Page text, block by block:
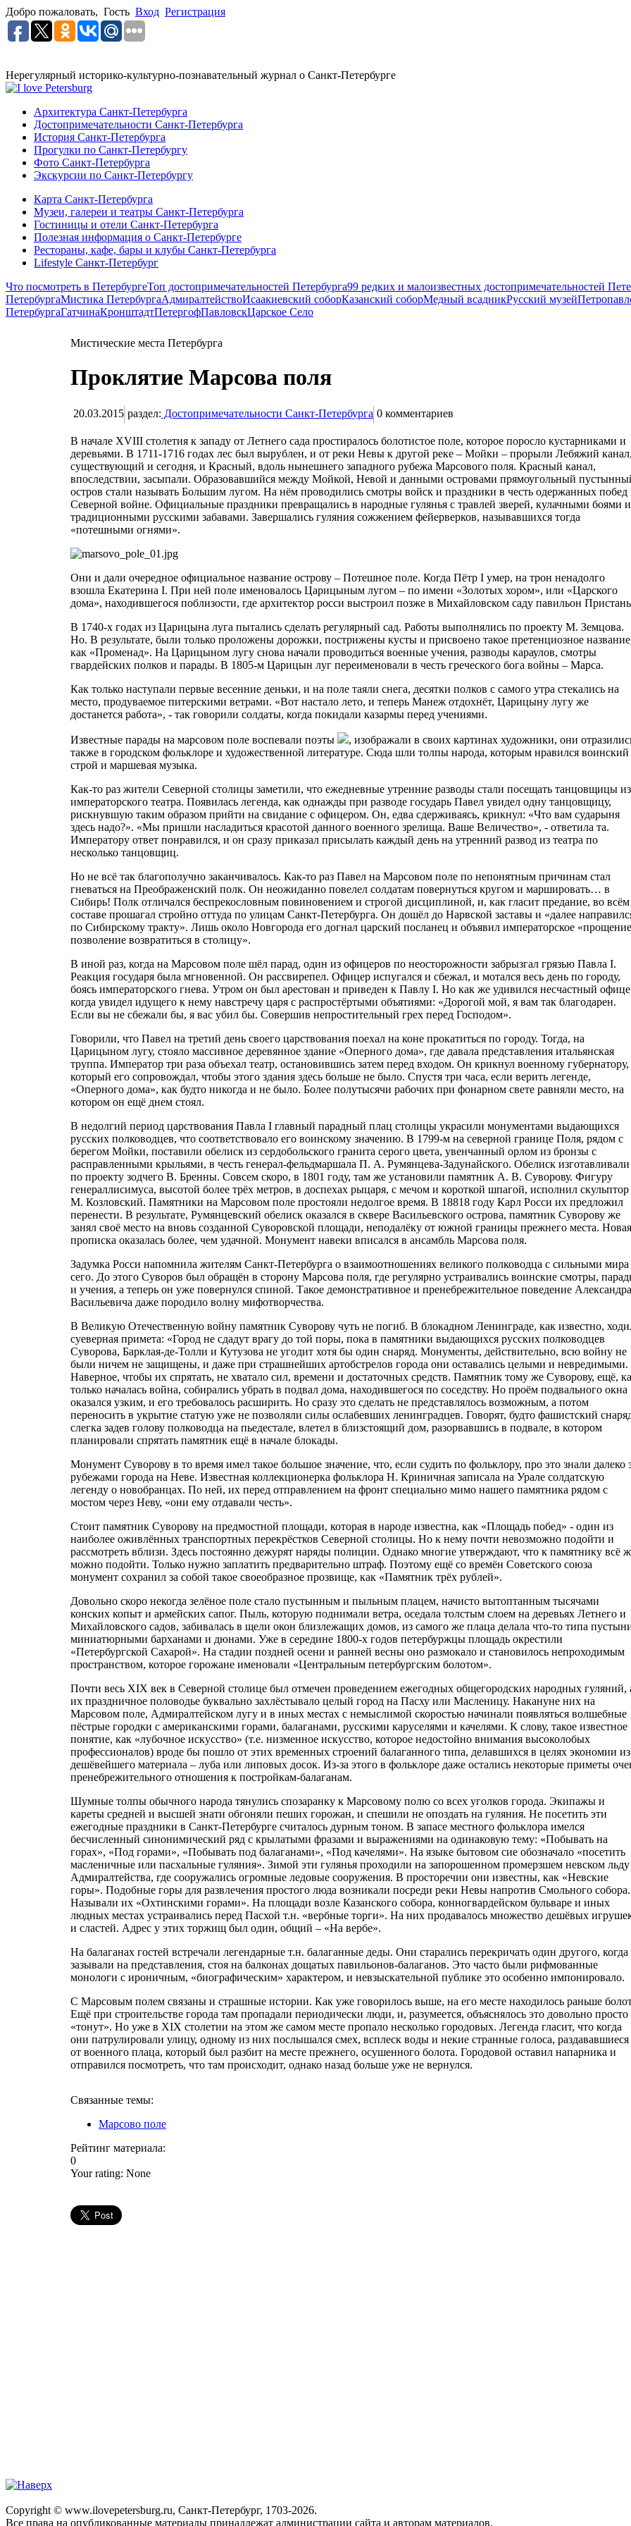
Добро пожаловать, Гость Вход Регистрация
Нерегулярный историко-культурно-познавательный журнал о Санкт-Петербурге
Архитектура Санкт-Петербурга
Достопримечательности Санкт-Петербурга
История Санкт-Петербурга
Прогулки по Санкт-Петербургу
Фото Санкт-Петербурга
Экскурсии по Санкт-Петербургу
Карта Санкт-Петербурга
Музеи, галереи и театры Санкт-Петербурга
Гостиницы и отели Санкт-Петербурга
Полезная информация о Санкт-Петербурге
Рестораны, кафе, бары и клубы Санкт-Петербурга
Lifestyle Санкт-Петербург
Что посмотреть в ПетербургеТоп достопримечательностей Петербурга99 редких и малоизвестных достопримечательностей
ПетербургаМистика ПетербургаАдмиралтействоИсаакиевский соборКазанский соборМедный всадникРусский музей
ПетербургаГатчинаКронштадтПетергофПавловскЦарское Село
Мистические места Петербурга
Проклятие Марсова поля
20.03.2015 раздел: Достопримечательности Санкт-Петербурга 0 комментариев
В начале XVIII столетия к западу от Летнего сада простиралось болотистое поле, которое поросло кустарниками и
деревьями. В 1711-1716 годах лес был вырублен, и от реки Невы к другой реке – Мойки – прорыли Лебяжий канал,
существующий и сегодня, и Красный, вдоль нынешнего западного рубежа Марсового поля. Красный канал,
впоследствии, засыпали. Образовавшийся между Мойкой, Невой и данными островами прямоугольный
остров стали называть Большим лугом. На нём проводились смотры войск и праздники в честь одержанных побед
Северной войне. Официальные праздники превращались в народные гулянья с травлей зверей, кулачными боями и
традиционными русскими забавами. Завершались гуляния сожжением фейерверков, называвшихся тогда
«потешными огнями».
Они и дали очередное официальное название острову – Потешное поле. Когда Пётр I умер, на трон ненадолго
взошла Екатерина I. При ней поле именовалось Царицыным лугом – по имени «Золотых хором», или «Царского
дома», находившегося поблизости, где архитектор росси выстроил позже в Михайловском саду павильон
В 1740-х годах из Царицына луга пытались сделать регулярный сад. Работы выполнялись по проекту М. Земцова.
Но. В результате, были только проложены дорожки, пострижены кусты и присвоено такое претенциозное
как «Променад». На Царицыном лугу снова начали проводиться военные учения, разводы караулов, смотры
гвардейских полков и парады. В 1805-м Царицын луг переименовали в честь греческого бога войны – Марса.
Как только наступали первые весенние деньки, и на поле таяли снега, десятки полков с самого утра стекались на
место, продуваемое питерскими ветрами. «Вот настало лето, и теперь Манеж отдохнёт, Царицыну лугу же
достанется работа», - так говорили солдаты, когда покидали казармы перед учениями.
Известные парады на марсовом поле воспевали поэты
, изображали в своих картинах художники, они
также в городском фольклоре и художественной литературе. Сюда шли толпы народа, которым нравился воинский
строй и маршевая музыка.
Как-то раз жители Северной столицы заметили, что ежедневные утренние разводы стали посещать танцовщицы из
императорского театра. Появилась легенда, как однажды при разводе государь Павел увидел одну танцовщицу,
рискнувшую таким образом прийти на свидание с офицером. Он, едва сдерживаясь, крикнул: «Что вам сударыня
здесь надо?». «Мы пришли насладиться красотой данного военного зрелища. Ваше Величество», - ответила та.
Императору ответ понравился, и он сразу приказал присылать каждый день на утренний развод из театра по
несколько танцовщиц.
Но не всё так благополучно заканчивалось. Как-то раз Павел на Марсовом поле по непонятным причинам стал
гневаться на Преображенский полк. Он неожиданно повелел солдатам повернуться кругом и маршировать… в
Сибирь! Полк отличался беспрекословным повиновением и строгой дисциплиной, и, как гласит предание, во всём
составе прошагал стройно оттуда по улицам Санкт-Петербурга. Он дошёл до Нарвской заставы и «далее
по Сибирскому тракту». Лишь около Новгорода его догнал царский посланец и объявил императорское
позволение возвратиться в столицу».
В иной раз, когда на Марсовом поле шёл парад, один из офицеров по неосторожности забрызгал грязью Павла I.
Реакция государя была мгновенной. Он рассвирепел. Офицер испугался и сбежал, и мотался весь день по городу,
боясь императорского гнева. Утром он был арестован и приведен к Павлу I. Но как же удивился несчастный
когда увидел идущего к нему навстречу царя с распростёртыми объятиями: «Дорогой мой, я вам так благодарен.
Если вы не сбежали бы, я вас убил бы. Совершив непростительный грех перед Господом».
Говорили, что Павел на третий день своего царствования поехал на коне прокатиться по городу. Тогда, на
Царицыном лугу, стояло массивное деревянное здание «Оперного дома», где давала представления итальянская
труппа. Император три раза объехал театр, остановившись затем перед входом. Он крикнул военному губернатору,
который его сопровождал, чтобы этого здания здесь больше не было. Спустя три часа, если верить легенде,
«Оперного дома», как будто никогда и не было. Более полутысячи рабочих при фонарном свете равняли место, на
котором он ещё днем стоял.
В недолгий период царствования Павла I главный парадный плац столицы украсили монументами выдающихся
русских полководцев, что соответствовало его воинскому значению. В 1799-м на северной границе Поля, рядом с
берегом Мойки, поставили обелиск из сердобольского гранита серого цвета, увенчанный орлом из бронзы с
расправленными крыльями, в честь генерал-фельдмаршала П. А. Румянцева-Задунайского. Обелиск изготавливали
по проекту зодчего В. Бренны. Совсем скоро, в 1801 году, там же установили памятник А. В. Суворову. Фигуру
генераллисимуса, высотой более трёх метров, в доспехах рыцаря, с мечом и короткой шпагой, исполнил скульптор
М. Козловский. Памятники на Марсовом поле простояли недолгое время. В 18818 году Карл Росси их предложил
перенести. В результате, Румянцевский обелиск оказался в сквере Васильевского острова, памятник Суворову же
занял своё место на вновь созданной Суворовской площади, неподалёку от южной границы прежнего места. Новая
прописка оказалась более, чем удачной. Монумент навеки вписался в ансамбль Марсова поля.
Задумка Росси напомнила жителям Санкт-Петербурга о взаимоотношениях великого полководца с сильными мира
сего. До этого Суворов был обращён в сторону Марсова поля, где регулярно устраивались воинские смотры,
и учения, а теперь он уже повернулся спиной. Такое демонстративное и пренебрежительное поведение Александра
Васильевича даже породило волну мифотворчества.
В Великую Отечественную войну памятник Суворову чуть не погиб. В блокадном Ленинграде, как известно,
суеверная примета: «Город не сдадут врагу до той поры, пока в памятники выдающихся русских полководцев
Суворова, Барклая-де-Толли и Кутузова не угодит хотя бы один снаряд. Монументы, действительно, всю войну не
были ничем не защищены, и даже при страшнейших артобстрелов города они оставались целыми и невредимыми.
Наверное, чтобы их спрятать, не хватало сил, времени и достаточных средств. Памятник тому же Суворову, ещё,
только началась война, собирались убрать в подвал дома, находившегося по соседству. Но проём подвального окна
оказался узким, и его требовалось расширить. Но сразу это сделать не представлялось возможным, а потом
переносить в укрытие статую уже не позволяли силы ослабевших ленинградцев. Говорят, будто фашистский
слегка задев голову полководца на пьедестале, влетел в близстоящий дом, разорвавшись в подвале, в котором
планировали спрятать памятник ещё в начале блокады.
Монумент Суворову в то время имел такое большое значение, что, если судить по фольклору, про это знали далеко
рубежами города на Неве. Известная коллекционерка фольклора Н. Криничная записала на Урале солдатскую
легенду о новобранцах. По ней, их перед отправлением на фронт специально мимо нашего памятника рядом с
мостом через Неву, «они ему отдавали честь».
Стоит памятник Суворову на предмостной площади, которая в народе известна, как «Площадь побед» - один из
наиболее оживлённых транспортных перекрёстков Северной столицы. Но к нему почти невозможно подойти и
рассмотреть вблизи. Здесь постоянно дежурят наряды полиции. Однако многие утверждают, что к памятнику всё
можно подойти. Только нужно заплатить предварительно штраф. Поэтому ещё со времён Советского союза
монумент сохранил за собой такое своеобразное прозвище, как «Памятник трёх рублей».
Довольно скоро некогда зелёное поле стало пустынным и пыльным плацем, начисто вытоптанным тысячами
конских копыт и армейских сапог. Пыль, которую поднимали ветра, оседала толстым слоем на деревьях Летнего и
Михайловского садов, забивалась в щели окон близлежащих домов, из самого же плаца делала что-то типа
миниатюрными барханами и дюнами. Уже в середине 1800-х годов петербуржцы площадь окрестили
«Петербургской Сахарой». На стадии поздней осени и ранней весны оно размокало и становилось непроходимым
пространством, которое горожане именовали «Центральным петербургским болотом».
Почти весь XIX век в Северной столице был отмечен проведением ежегодных общегородских народных гуляний,
их праздничное половодье буквально захлёстывало целый город на Пасху или Масленицу. Накануне них на
Марсовом поле, Адмиралтейском лугу и в иных местах с немыслимой скоростью начинали появляться волшебные
пёстрые городки с американскими горами, балаганами, русскими каруселями и качелями. К слову, такое известное
понятие, как «лубочное искусство» (т.е. низменное искусство, которое недостойно внимания высоколобых
профессионалов) вроде бы пошло от этих временных строений балаганного типа, делавшихся в целях экономии из
дешёвейшего материала – луба или липовых досок. Из-за этого в фольклоре даже остались некоторые приметы
пренебрежительного отношения к постройкам-балаганам.
Шумные толпы обычного народа тянулись спозаранку к Марсовому полю со всех уголков города. Экипажы и
кареты средней и высшей знати обгоняли пеших горожан, и спешили не опоздать на гуляния. Не посетить эти
ежегодные праздники в Санкт-Петербурге считалось дурным тоном. В запасе местного фольклора имелся
бесчисленный синонимический ряд с крылатыми фразами и выражениями на одинаковую тему: «Побывать на
горах», «Под горами», «Побывать под балаганами», «Под качелями». На языке бытовом сие обозначало «посетить
масленичные или пасхальные гуляния». Зимой эти гулянья проходили на запорошенном промерзшем невском
Адмиралтейства, где сооружались огромные ледовые сооружения. В просторечии они известны, как «Невские
горы». Подобные горы для развлечения простого люда возникали посреди реки Невы напротив Смольного собора.
Называли их «Охтинскими горами». На площади возле Казанского собора, конногвардейском бульваре и иных
людных местах устраивались перед Пасхой т.н. «вербные торги». На них продавалось множество дешёвых
и сластей. Адрес у этих торжищ был один, общий – «На вербе».
На балаганах гостей встречали легендарные т.н. балаганные деды. Они старались перекричать один другого, когда
зазывали на представления, стоя на балконах дощатых павильонов-балаганов. Это часто были рифмованные
монологи с ироничным, «биографическим» характером, и невзыскательной публике это особенно импонировало.
С Марсовым полем связаны и страшные истории. Как уже говорилось выше, на его месте находилось раньше
Ещё при строительстве города там пропадали периодически люди, и, разумеется, объяснялось это довольно просто
«тонут». Но уже в XIX столетии на этом же самом месте пропало несколько городовых. Легенда гласит, что когда
они патрулировали улицу, одному из них послышался смех, всплеск воды и некие странные голоса, раздававшиеся
от военного плаца, который был разбит на месте прежнего, осушенного болота. Городовой оставил напарника и
отправился посмотреть, что там происходит, однако назад больше уже не вернулся.
Связанные темы:
Марсово поле
Рейтинг материала:
0
Your rating: None
Copyright © www.ilovepetersburg.ru, Санкт-Петербург, 1703-2026.
Все права на опубликованные материалы принадлежат администрации сайта и авторам материалов.